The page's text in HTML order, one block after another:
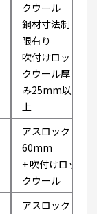
クウール
鋼材寸法制
限有り
吹付けロッ
クウール厚
み25mm以
上
アスロック
60mm
+ 吹付けロッ
クウール
アスロック